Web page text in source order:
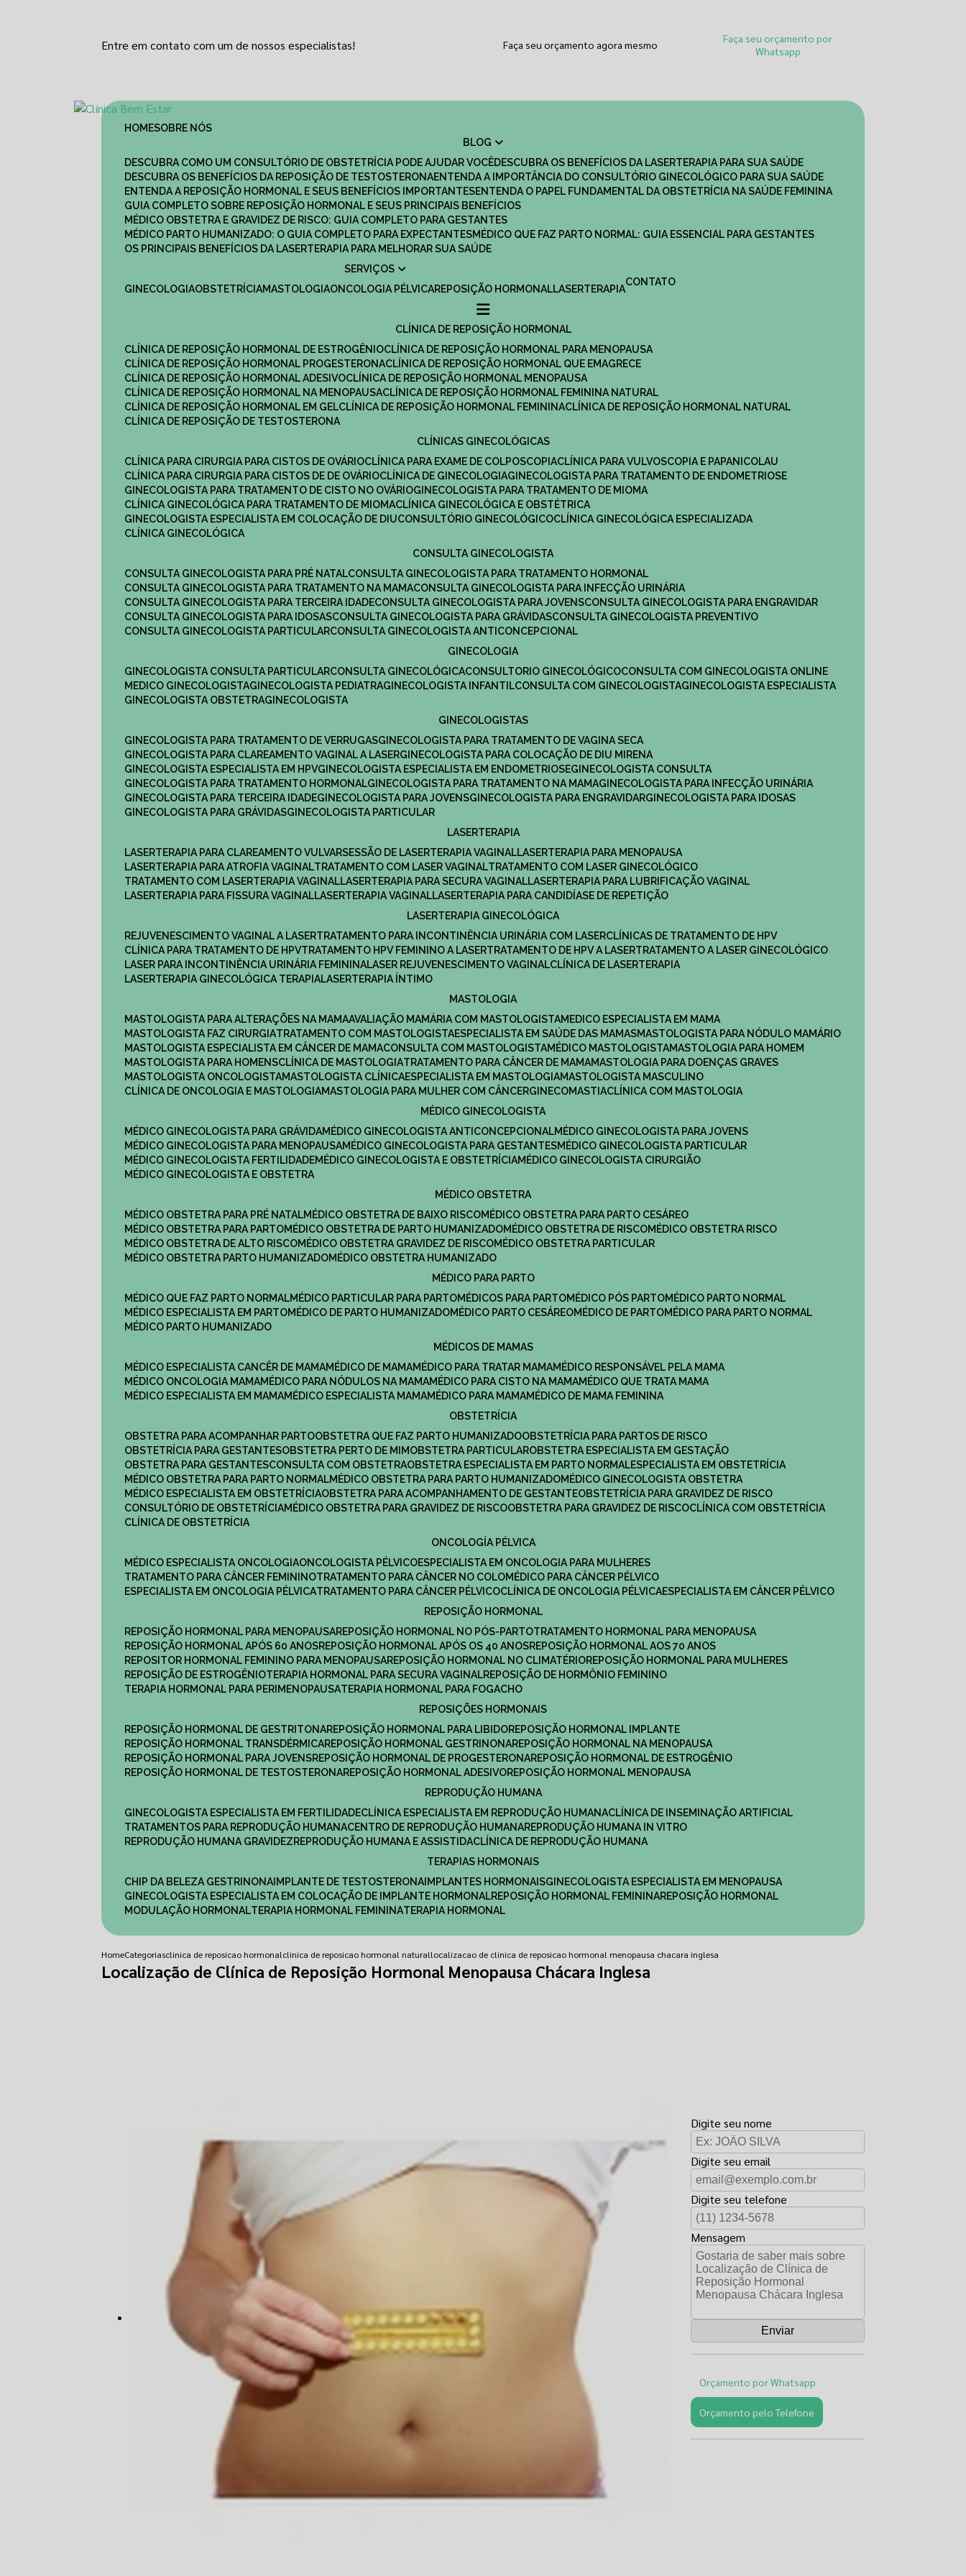
Entre em contato com um de nossos especialistas! Faça seu orçamento agora mesmo
Faça seu orçamento por
Whatsapp
HOME
SOBRE NÓS
BLOG
DESCUBRA COMO UM CONSULTÓRIO DE OBSTETRÍCIA PODE AJUDAR VOCÊ
DESCUBRA OS BENEFÍCIOS DA LASERTERAPIA PARA SUA SAÚDE
DESCUBRA OS BENEFÍCIOS DA REPOSIÇÃO DE TESTOSTERONA
ENTENDA A IMPORTÂNCIA DO CONSULTÓRIO GINECOLÓGICO PARA SUA SAÚDE
ENTENDA A REPOSIÇÃO HORMONAL E SEUS BENEFÍCIOS IMPORTANTES
ENTENDA O PAPEL FUNDAMENTAL DA OBSTETRÍCIA NA SAÚDE FEMININA
GUIA COMPLETO SOBRE REPOSIÇÃO HORMONAL E SEUS PRINCIPAIS BENEFÍCIOS
MÉDICO OBSTETRA E GRAVIDEZ DE RISCO: GUIA COMPLETO PARA GESTANTES
MÉDICO PARTO HUMANIZADO: O GUIA COMPLETO PARA EXPECTANTES
MÉDICO QUE FAZ PARTO NORMAL: GUIA ESSENCIAL PARA GESTANTES
OS PRINCIPAIS BENEFÍCIOS DA LASERTERAPIA PARA MELHORAR SUA SAÚDE
SERVIÇOS
GINECOLOGIA
OBSTETRÍCIA MASTOLOGIA ONCOLOGIA PÉLVICA REPOSIÇÃO HORMONAL LASERTERAPIA
CONTATO
CLÍNICA DE REPOSIÇÃO HORMONAL
CLÍNICA DE REPOSIÇÃO HORMONAL DE ESTROGÊNIO
CLÍNICA DE REPOSIÇÃO HORMONAL PARA MENOPAUSA
CLÍNICA DE REPOSIÇÃO HORMONAL PROGESTERONA
CLÍNICA DE REPOSIÇÃO HORMONAL QUE EMAGRECE
CLÍNICA DE REPOSIÇÃO HORMONAL ADESIVO
CLÍNICA DE REPOSIÇÃO HORMONAL MENOPAUSA
CLÍNICA DE REPOSIÇÃO HORMONAL NA MENOPAUSA
CLÍNICA DE REPOSIÇÃO HORMONAL FEMININA NATURAL
CLÍNICA DE REPOSIÇÃO HORMONAL EM GEL
CLÍNICA DE REPOSIÇÃO HORMONAL FEMININA
CLÍNICA DE REPOSIÇÃO HORMONAL NATURAL
CLÍNICA DE REPOSIÇÃO DE TESTOSTERONA
CLÍNICAS GINECOLÓGICAS
CLÍNICA PARA CIRURGIA PARA CISTOS DE OVÁRIO
CLÍNICA PARA EXAME DE COLPOSCOPIA
CLÍNICA PARA VULVOSCOPIA E PAPANICOLAU
CLÍNICA PARA CIRURGIA PARA CISTOS DE DE OVÁRIO
CLÍNICA DE GINECOLOGIA
GINECOLOGISTA PARA TRATAMENTO DE ENDOMETRIOSE
GINECOLOGISTA PARA TRATAMENTO DE CISTO NO OVÁRIO
GINECOLOGISTA PARA TRATAMENTO DE MIOMA
CLÍNICA GINECOLÓGICA PARA TRATAMENTO DE MIOMA
CLÍNICA GINECOLÓGICA E OBSTÉTRICA
GINECOLOGISTA ESPECIALISTA EM COLOCAÇÃO DE DIU
CONSULTÓRIO GINECOLÓGICO
CLÍNICA GINECOLÓGICA ESPECIALIZADA
CLÍNICA GINECOLÓGICA
CONSULTA GINECOLOGISTA
CONSULTA GINECOLOGISTA PARA PRÉ NATAL
CONSULTA GINECOLOGISTA PARA TRATAMENTO HORMONAL
CONSULTA GINECOLOGISTA PARA TRATAMENTO NA MAMA
CONSULTA GINECOLOGISTA PARA INFECÇÃO URINÁRIA
CONSULTA GINECOLOGISTA PARA TERCEIRA IDADE
CONSULTA GINECOLOGISTA PARA JOVENS
CONSULTA GINECOLOGISTA PARA ENGRAVIDAR
CONSULTA GINECOLOGISTA PARA IDOSAS
CONSULTA GINECOLOGISTA PARA GRÁVIDAS
CONSULTA GINECOLOGISTA PREVENTIVO
CONSULTA GINECOLOGISTA PARTICULAR
CONSULTA GINECOLOGISTA ANTICONCEPCIONAL
GINECOLOGIA
GINECOLOGISTA CONSULTA PARTICULAR​
CONSULTA GINECOLÓGICA​ CONSULTORIO GINECOLÓGICO​
CONSULTA COM GINECOLOGISTA ONLINE​
MEDICO GINECOLOGISTA​
GINECOLOGISTA PEDIATRA​ GINECOLOGISTA INFANTIL​ CONSULTA COM GINECOLOGISTA​
GINECOLOGISTA ESPECIALISTA
GINECOLOGISTA OBSTETRA​
GINECOLOGISTA
GINECOLOGISTAS
GINECOLOGISTA PARA TRATAMENTO DE VERRUGAS
GINECOLOGISTA PARA TRATAMENTO DE VAGINA SECA
GINECOLOGISTA PARA CLAREAMENTO VAGINAL A LASER
GINECOLOGISTA PARA COLOCAÇÃO DE DIU MIRENA
GINECOLOGISTA ESPECIALISTA EM HPV
GINECOLOGISTA ESPECIALISTA EM ENDOMETRIOSE
GINECOLOGISTA CONSULTA
GINECOLOGISTA PARA TRATAMENTO HORMONAL
GINECOLOGISTA PARA TRATAMENTO NA MAMA
GINECOLOGISTA PARA INFECÇÃO URINÁRIA
GINECOLOGISTA PARA TERCEIRA IDADE
GINECOLOGISTA PARA JOVENS GINECOLOGISTA PARA ENGRAVIDAR
GINECOLOGISTA PARA IDOSAS
GINECOLOGISTA PARA GRÁVIDAS
GINECOLOGISTA PARTICULAR
LASERTERAPIA
LASERTERAPIA PARA CLAREAMENTO VULVAR
SESSÃO DE LASERTERAPIA​ VAGINAL LASERTERAPIA PARA MENOPAUSA
LASERTERAPIA PARA ATROFIA VAGINAL
TRATAMENTO COM LASER VAGINAL
TRATAMENTO COM LASER GINECOLÓGICO
TRATAMENTO COM LASERTERAPIA​ VAGINAL LASERTERAPIA PARA SECURA VAGINAL​ LASERTERAPIA PARA LUBRIFICAÇÃO VAGINAL​
LASERTERAPIA PARA FISSURA VAGINAL​ LASERTERAPIA VAGINAL​ LASERTERAPIA PARA CANDIDÍASE DE REPETIÇÃO
LASERTERAPIA GINECOLÓGICA
REJUVENESCIMENTO VAGINAL A LASER
TRATAMENTO PARA INCONTINÊNCIA URINÁRIA COM LASER
CLÍNICAS DE TRATAMENTO DE HPV
CLÍNICA PARA TRATAMENTO DE HPV
TRATAMENTO HPV FEMININO A LASER TRATAMENTO DE HPV A LASER
TRATAMENTO A LASER GINECOLÓGICO
LASER PARA INCONTINÊNCIA URINÁRIA FEMININA LASER REJUVENESCIMENTO VAGINAL
CLÍNICA DE LASERTERAPIA
LASERTERAPIA GINECOLÓGICA TERAPIA LASERTERAPIA ÍNTIMO
MASTOLOGIA
MASTOLOGISTA PARA ALTERAÇÕES NA MAMA AVALIAÇÃO MAMÁRIA COM MASTOLOGISTA
MEDICO ESPECIALISTA EM MAMA​
MASTOLOGISTA FAZ CIRURGIA
TRATAMENTO COM MASTOLOGISTA ESPECIALISTA EM SAÚDE DAS MAMAS
MASTOLOGISTA PARA NÓDULO MAMÁRIO
MASTOLOGISTA ESPECIALISTA EM CÂNCER DE MAMA
CONSULTA COM MASTOLOGISTA MÉDICO MASTOLOGISTA
MASTOLOGIA PARA HOMEM
MASTOLOGISTA PARA HOMENS
CLÍNICA DE MASTOLOGIA TRATAMENTO PARA CÂNCER DE MAMA
MASTOLOGIA PARA DOENÇAS GRAVES
MASTOLOGISTA ONCOLOGISTA
MASTOLOGISTA CLÍNICA ESPECIALISTA EM MASTOLOGIA
MASTOLOGISTA MASCULINO
CLÍNICA DE ONCOLOGIA E MASTOLOGIA
MASTOLOGIA PARA MULHER COM CÂNCER GINECOMASTIA
CLÍNICA COM MASTOLOGIA
MÉDICO GINECOLOGISTA
MÉDICO GINECOLOGISTA PARA GRÁVIDA
MÉDICO GINECOLOGISTA ANTICONCEPCIONAL
MÉDICO GINECOLOGISTA PARA JOVENS
MÉDICO GINECOLOGISTA PARA MENOPAUSA
MÉDICO GINECOLOGISTA PARA GESTANTES
MÉDICO GINECOLOGISTA PARTICULAR
MÉDICO GINECOLOGISTA FERTILIDADE
MÉDICO GINECOLOGISTA E OBSTETRÍCIA
MÉDICO GINECOLOGISTA CIRURGIÃO
MÉDICO GINECOLOGISTA E OBSTETRA
MÉDICO OBSTETRA
MÉDICO OBSTETRA PARA PRÉ NATAL
MÉDICO OBSTETRA DE BAIXO RISCO
MÉDICO OBSTETRA PARA PARTO CESÁREO
MÉDICO OBSTETRA PARA PARTO
MÉDICO OBSTETRA DE PARTO HUMANIZADO MÉDICO OBSTETRA DE RISCO
MÉDICO OBSTETRA RISCO
MÉDICO OBSTETRA DE ALTO RISCO
MÉDICO OBSTETRA GRAVIDEZ DE RISCO
MÉDICO OBSTETRA PARTICULAR
MÉDICO OBSTETRA PARTO HUMANIZADO
MÉDICO OBSTETRA HUMANIZADO
MÉDICO PARA PARTO
MÉDICO QUE FAZ PARTO NORMAL
MÉDICO PARTICULAR PARA PARTO MÉDICOS PARA PARTO MÉDICO PÓS PARTO
MÉDICO PARTO NORMAL
MÉDICO ESPECIALISTA EM PARTO
MÉDICO DE PARTO HUMANIZADO MÉDICO PARTO CESÁREO MÉDICO DE PARTO
MÉDICO PARA PARTO NORMAL
MÉDICO PARTO HUMANIZADO
MÉDICOS DE MAMAS
MÉDICO ESPECIALISTA CANCÊR DE MAMA
MÉDICO DE MAMA MÉDICO PARA TRATAR MAMA
MÉDICO RESPONSÁVEL PELA MAMA
MÉDICO ONCOLOGIA MAMA
MÉDICO PARA NÓDULOS NA MAMA MÉDICO PARA CISTO NA MAMA
MÉDICO QUE TRATA MAMA
MÉDICO ESPECIALISTA EM MAMA
MÉDICO ESPECIALISTA MAMA MÉDICO PARA MAMA
MÉDICO DE MAMA FEMININA
OBSTETRÍCIA
OBSTETRA PARA ACOMPANHAR PARTO
OBSTETRA QUE FAZ PARTO HUMANIZADO
OBSTETRÍCIA PARA PARTOS DE RISCO
OBSTETRÍCIA PARA GESTANTES
OBSTETRA PERTO DE MIM OBSTETRA PARTICULAR
OBSTETRA ESPECIALISTA EM GESTAÇÃO
OBSTETRA PARA GESTANTES
CONSULTA COM OBSTETRA OBSTETRA ESPECIALISTA EM PARTO NORMAL ESPECIALISTA EM OBSTETRÍCIA
MÉDICO OBSTETRA PARA PARTO NORMAL
MÉDICO OBSTETRA PARA PARTO HUMANIZADO
MÉDICO GINECOLOGISTA OBSTETRA
MÉDICO ESPECIALISTA EM OBSTETRÍCIA
OBSTETRA PARA ACOMPANHAMENTO DE GESTANTE
OBSTETRÍCIA PARA GRAVIDEZ DE RISCO
CONSULTÓRIO DE OBSTETRÍCIA
MÉDICO OBSTETRA PARA GRAVIDEZ DE RISCO OBSTETRA PARA GRAVIDEZ DE RISCO
CLÍNICA COM OBSTETRÍCIA
CLÍNICA DE OBSTETRÍCIA
ONCOLOGÍA PÉLVICA
MÉDICO ESPECIALISTA ONCOLOGIA
ONCOLOGISTA PÉLVICO ESPECIALISTA EM ONCOLOGIA PARA MULHERES
TRATAMENTO PARA CÂNCER FEMININO
TRATAMENTO PARA CÂNCER NO COLO
MÉDICO PARA CÂNCER PÉLVICO
ESPECIALISTA EM ONCOLOGIA PÉLVICA
TRATAMENTO PARA CÂNCER PÉLVICO CLÍNICA DE ONCOLOGIA PÉLVICA ESPECIALISTA EM CÂNCER PÉLVICO
REPOSIÇÃO HORMONAL
REPOSIÇÃO HORMONAL PARA MENOPAUSA
REPOSIÇÃO HORMONAL NO PÓS-PARTO
TRATAMENTO HORMONAL PARA MENOPAUSA
REPOSIÇÃO HORMONAL APÓS 60 ANOS
REPOSIÇÃO HORMONAL APÓS OS 40 ANOS
REPOSIÇÃO HORMONAL AOS 70 ANOS
REPOSITOR HORMONAL FEMININO PARA MENOPAUSA
REPOSIÇÃO HORMONAL NO CLIMATÉRIO
REPOSIÇÃO HORMONAL PARA MULHERES
REPOSIÇÃO DE ESTROGÊNIO
TERAPIA HORMONAL PARA SECURA VAGINAL
REPOSIÇÃO DE HORMÔNIO FEMININO
TERAPIA HORMONAL PARA PERIMENOPAUSA
TERAPIA HORMONAL PARA FOGACHO
REPOSIÇÕES HORMONAIS
REPOSIÇÃO HORMONAL DE GESTRITONA
REPOSIÇÃO HORMONAL PARA LIBIDO
REPOSIÇÃO HORMONAL IMPLANTE
REPOSIÇÃO HORMONAL TRANSDÉRMICA
REPOSIÇÃO HORMONAL GESTRINONA
REPOSIÇÃO HORMONAL NA MENOPAUSA
REPOSIÇÃO HORMONAL PARA JOVENS
REPOSIÇÃO HORMONAL DE PROGESTERONA
REPOSIÇÃO HORMONAL DE ESTROGÊNIO
REPOSIÇÃO HORMONAL DE TESTOSTERONA
REPOSIÇÃO HORMONAL ADESIVO
REPOSIÇÃO HORMONAL MENOPAUSA
REPRODUÇÃO HUMANA
GINECOLOGISTA ESPECIALISTA EM FERTILIDADE
CLÍNICA ESPECIALISTA EM REPRODUÇÃO HUMANA
CLÍNICA DE INSEMINAÇÃO ARTIFICIAL
TRATAMENTOS PARA REPRODUÇÃO HUMANA
CENTRO DE REPRODUÇÃO HUMANA
REPRODUÇÃO HUMANA IN VITRO
REPRODUÇÃO HUMANA GRAVIDEZ
REPRODUÇÃO HUMANA E ASSISTIDA
CLÍNICA DE REPRODUÇÃO HUMANA
TERAPIAS HORMONAIS
CHIP DA BELEZA GESTRINONA IMPLANTE DE TESTOSTERONA IMPLANTES HORMONAIS
GINECOLOGISTA ESPECIALISTA EM MENOPAUSA
GINECOLOGISTA ESPECIALISTA EM COLOCAÇÃO DE IMPLANTE HORMONAL
REPOSIÇÃO HORMONAL FEMININA
REPOSIÇÃO HORMONAL
MODULAÇÃO HORMONAL
TERAPIA HORMONAL FEMININA TERAPIA HORMONAL
HomeCategoriasclinica de reposicao hormonalclinica de reposicao hormonal naturallocalizacao de clinica de reposicao hormonal menopausa chacara inglesa
Localização de Clínica de Reposição Hormonal Menopausa Chácara Inglesa
Digite seu nome
Digite seu email
Digite seu telefone
Mensagem
Orçamento por Whatsapp
Orçamento pelo Telefone